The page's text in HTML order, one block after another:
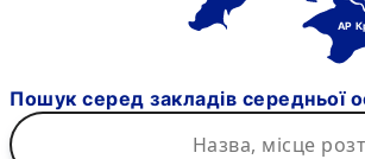
АР
Пошук серед закладів середньої